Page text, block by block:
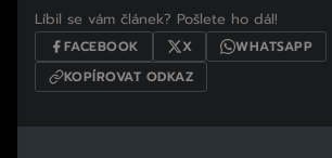
Líbil se vám článek? Pošlete ho dál!
FACEBOOK X
WHATSAPP
KOPÍROVAT ODKAZ